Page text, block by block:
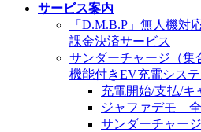
サービス案内
「D.M.B.P」無人機対
課金決済サービス
サンダーチャージ（集
機能付きEV充電システ
充電開始/支払/
ジャファデモ
サンダーチャー